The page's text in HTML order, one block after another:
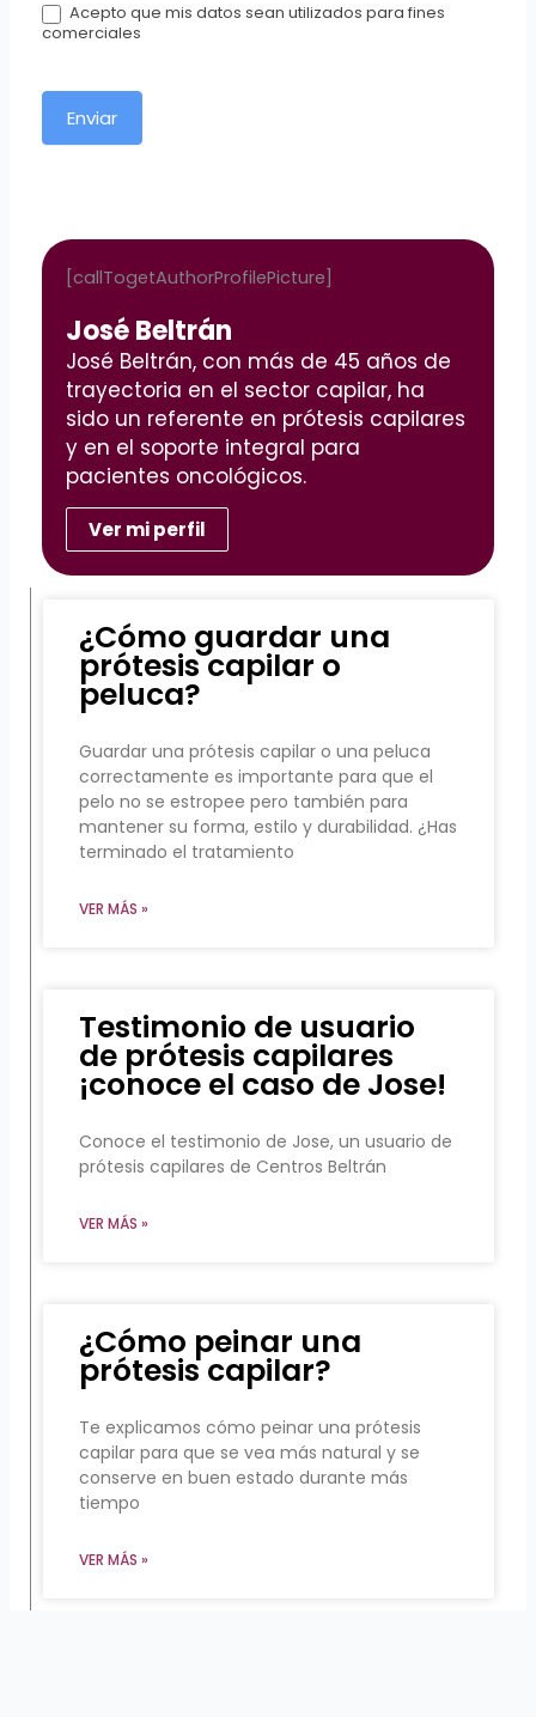
Acepto que mis datos sean utilizados para fines
comerciales
Enviar
[callTogetAuthorProfilePicture]
José Beltrán
José Beltrán, con más de 45 años de
trayectoria en el sector capilar, ha
sido un referente en prótesis capilares
y en el soporte integral para
pacientes oncológicos.
Ver mi perfil
¿Cómo guardar una
prótesis capilar o
peluca?
Guardar una prótesis capilar o una peluca
correctamente es importante para que el
pelo no se estropee pero también para
mantener su forma, estilo y durabilidad. ¿Has
terminado el tratamiento
VER MÁS »
Testimonio de usuario
de prótesis capilares
¡conoce el caso de Jose!
Conoce el testimonio de Jose, un usuario de
prótesis capilares de Centros Beltrán
VER MÁS »
¿Cómo peinar una
prótesis capilar?
Te explicamos cómo peinar una prótesis
capilar para que se vea más natural y se
conserve en buen estado durante más
tiempo
VER MÁS »